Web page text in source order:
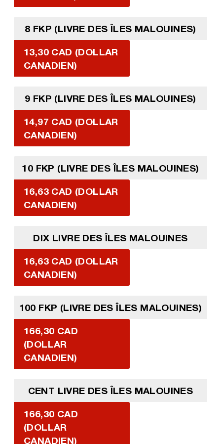
8 FKP (LIVRE DES ÎLES MALOUINES)
13,30 CAD (DOLLAR
CANADIEN)
9 FKP (LIVRE DES ÎLES MALOUINES)
14,97 CAD (DOLLAR
CANADIEN)
10 FKP (LIVRE DES ÎLES MALOUINES)
16,63 CAD (DOLLAR
CANADIEN)
DIX LIVRE DES ÎLES MALOUINES
16,63 CAD (DOLLAR
CANADIEN)
100 FKP (LIVRE DES ÎLES MALOUINES)
166,30 CAD
(DOLLAR
CANADIEN)
CENT LIVRE DES ÎLES MALOUINES
166,30 CAD
(DOLLAR
CANADIEN)